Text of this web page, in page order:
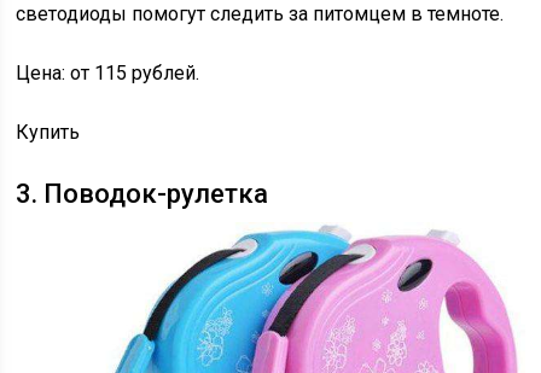
светодиоды помогут следить за питомцем в темноте.
Цена: от 115 рублей.
Купить
3. Поводок-рулетка